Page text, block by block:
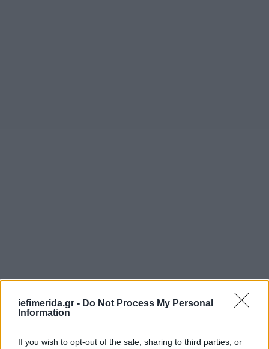
iefimerida.gr - Do Not Process My Personal
Information
If you wish to opt-out of the sale, sharing to third parties, or